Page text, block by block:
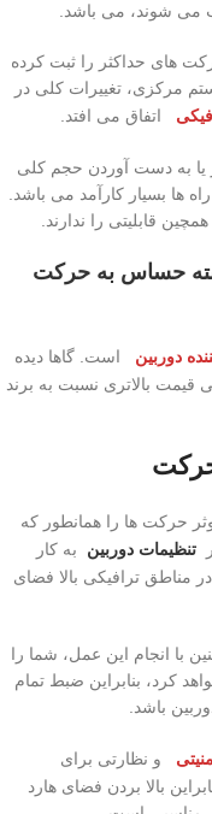
می شوند، می باشد.
های حداکثر را ثبت کرده
مرکزی، تغییرات کلی در
اتفاق می افتد.
یا به دست آوردن حجم کلی
ها بسیار کارآمد می باشد.
قابلیتی را ندارند.
حساس به حرکت
دوربین
است. گاها دیده
قیمت بالاتری نسبت به برند
حرکت ها را همانطور که
تنظیمات دوربین
به کار
مناطق ترافیکی بالا فضای
با انجام این عمل، شما را
کرد، بنابراین ضبط تمام
باشد.
و نظارتی برای
بالا بردن فضای هارد